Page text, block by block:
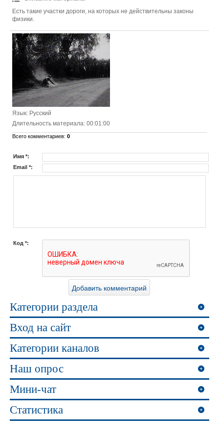
Есть такие участки дороги, на которых не действительны законы
физики.
Язык: Русский
Длительность материала: 00:01:00
Всего комментариев: 0
Имя *:
Email *:
Код *:
Категории раздела
Вход на сайт
Категории каналов
Наш опрос
Мини-чат
Статистика